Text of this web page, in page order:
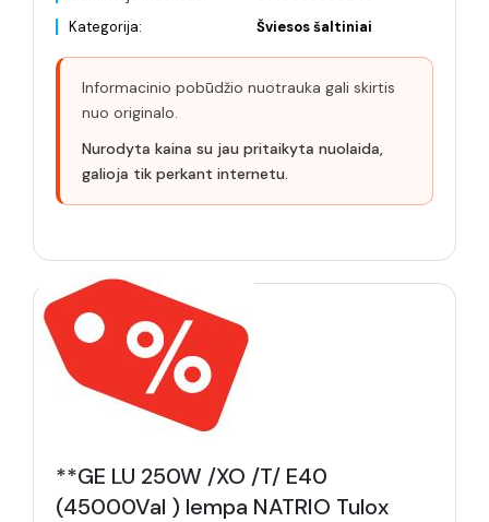
Kategorija:
Šviesos šaltiniai
Informacinio pobūdžio nuotrauka gali skirtis
nuo originalo.
Nurodyta kaina su jau pritaikyta nuolaida,
galioja tik perkant internetu.
**GE LU 250W /XO /T/ E40
(45000Val ) lempa NATRIO Tulox